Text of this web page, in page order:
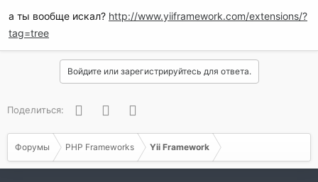
а ты вообще искал? http://www.yiiframework.com/extensions/?
tag=tree
Войдите или зарегистрируйтесь для ответа.
Поделиться: FacebookTwitter
Форумы PHP Frameworks Yii Framework